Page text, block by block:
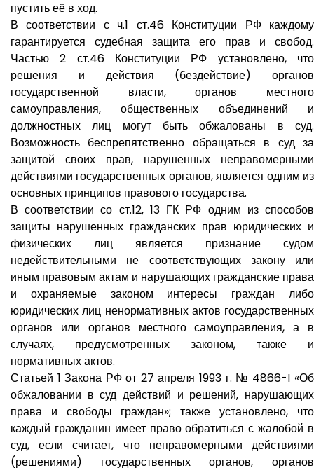
пустить её в ход.
В соответствии с ч.1 ст.46 Конституции РФ каждому
гарантируется судебная защита его прав и свобод.
Частью 2 ст.46 Конституции РФ установлено, что
решения и действия (бездействие) органов
государственной власти, органов местного
самоуправления, общественных объединений и
должностных лиц могут быть обжалованы в суд.
Возможность беспрепятственно обращаться в суд за
защитой своих прав, нарушенных неправомерными
действиями государственных органов, является одним из
основных принципов правового государства.
В соответствии со ст.12, 13 ГК РФ одним из способов
защиты нарушенных гражданских прав юридических и
физических лиц является признание судом
недействительными не соответствующих закону или
иным правовым актам и нарушающих гражданские права
и охраняемые законом интересы граждан либо
юридических лиц ненормативных актов государственных
органов или органов местного самоуправления, а в
случаях, предусмотренных законом, также и
нормативных актов.
Статьей 1 Закона РФ от 27 апреля 1993 г. № 4866-I «Об
обжаловании в суд действий и решений, нарушающих
права и свободы граждан»; также установлено, что
каждый гражданин имеет право обратиться с жалобой в
суд, если считает, что неправомерными действиями
(решениями) государственных органов, органов